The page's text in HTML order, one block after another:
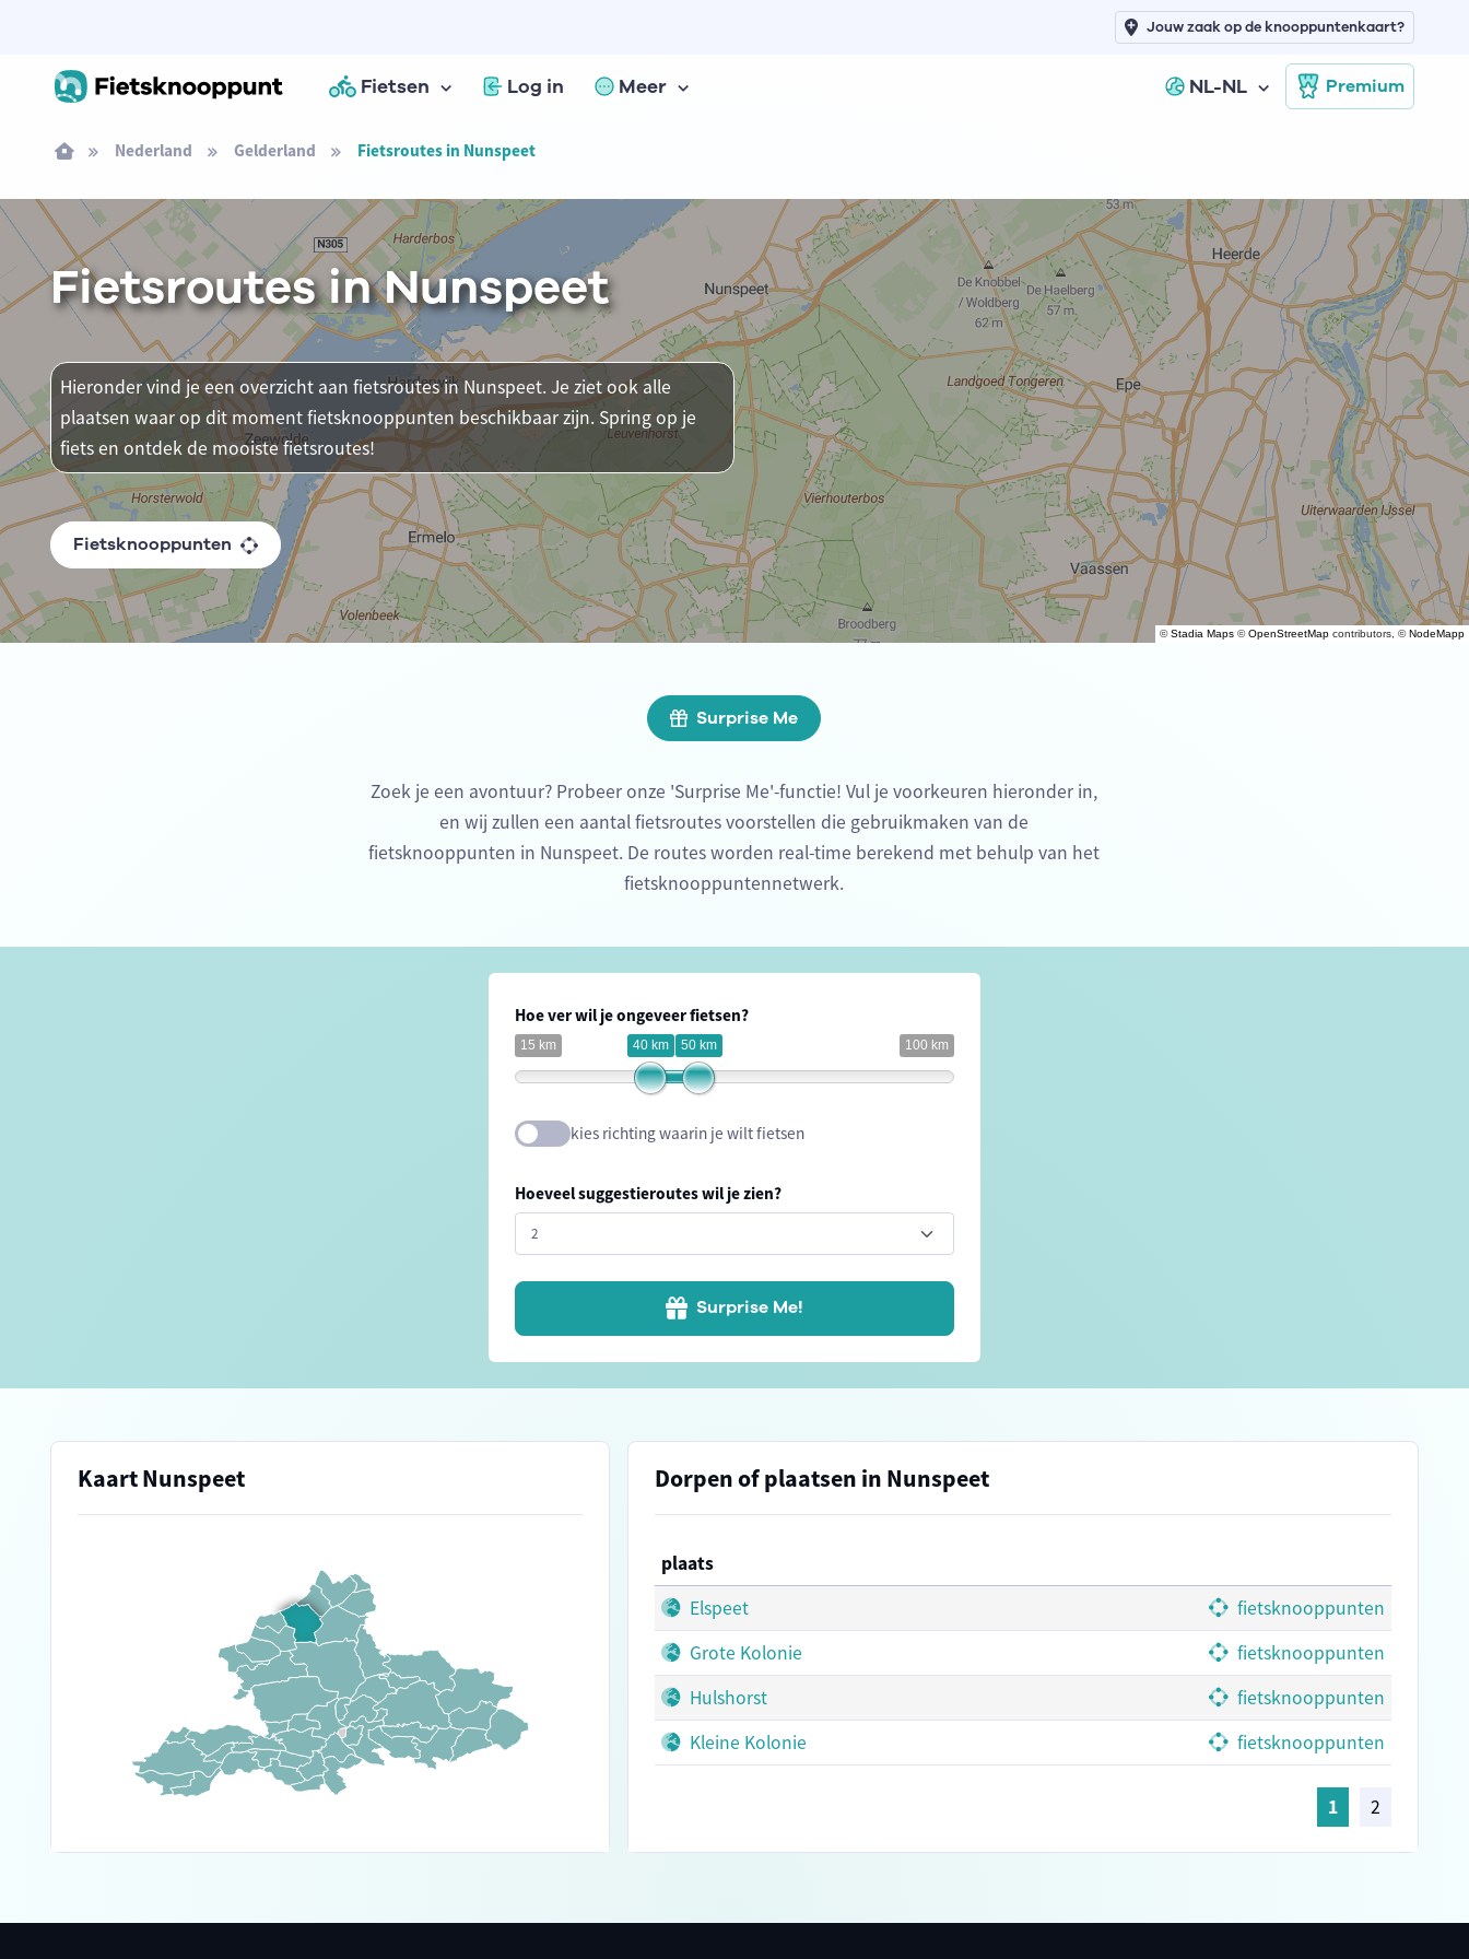
Fietsen Log in Meer NL-NL Premium
Jouw zaak op de knooppuntenkaart?
Nederland Gelderland Fietsroutes in Nunspeet
©Stadia Maps ©OpenStreetMap contributors, ©NodeMapp
Fietsroutes in Nunspeet
Hieronder vind je een overzicht aan fietsroutes in Nunspeet. Je ziet ook alle
plaatsen waar op dit moment fietsknooppunten beschikbaar zijn. Spring op je
fiets en ontdek de mooiste fietsroutes!
Fietsknooppunten
Surprise Me
Zoek je een avontuur? Probeer onze 'Surprise Me'-functie! Vul je voorkeuren hieronder in,
en wij zullen een aantal fietsroutes voorstellen die gebruikmaken van de
fietsknooppunten in Nunspeet. De routes worden real-time berekend met behulp van het
fietsknooppuntennetwerk.
Hoe ver wil je ongeveer fietsen?
15 km 100 km
40 km 50 km
kies richting waarin je wilt fietsen
Hoeveel suggestieroutes wil je zien?
Surprise Me!
Kaart Nunspeet Dorpen of plaatsen in Nunspeet
plaats
Elspeet
fietsknooppunten
Grote Kolonie
fietsknooppunten
Hulshorst
fietsknooppunten
Kleine Kolonie
fietsknooppunten
1 2